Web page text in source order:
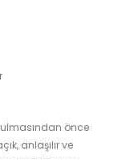
önce
anlaşılır ve